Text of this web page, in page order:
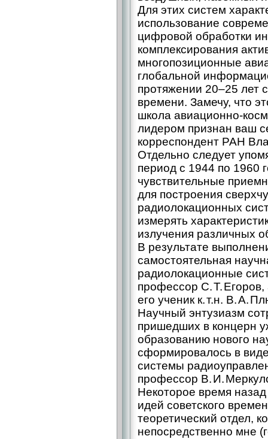
Для этих систем
использование
цифровой обработки
комплексирования
многопозиционные
глобальной
протяжении 20–25 лет
времени. Замечу, что
школа авиационно-
лидером признан ваш
корреспондент РАН
Отдельно следует
период с 1944 по 1960
чувствительные
для построения
радиолокационных
измерять
излучения различных
В результате
самостоятельная
радиолокационные
профессор С. Т.
его ученик к. т.н. В. А.
Научный энтузиазм
пришедших в концерн
образованию нового
сформировалось в
системы
профессор В. И.
Некоторое время
идей советского
теоретический отдел,
непосредственно мне